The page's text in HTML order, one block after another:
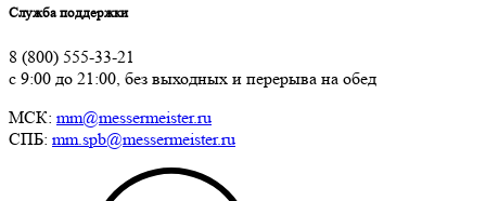
Служба поддержки
8 (800) 555-33-21
с 9:00 до 21:00, без выходных и перерыва на обед
МСК: mm@messermeister.ru
СПБ: mm.spb@messermeister.ru